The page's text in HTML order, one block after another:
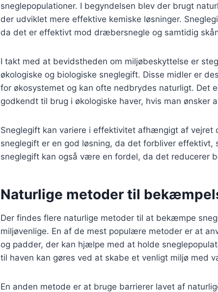
sneglepopulationer. I begyndelsen blev der brugt
der udviklet mere effektive kemiske løsninger.
da det er effektivt mod dræbersnegle og samtidig
I takt med at bevidstheden om miljøbeskyttelse er
økologiske og biologiske sneglegift. Disse midler er
for økosystemet og kan ofte nedbrydes naturligt. Det
godkendt til brug i økologiske haver, hvis man ønsker
Sneglegift kan variere i effektivitet afhængigt af vejret
sneglegift er en god løsning, da det forbliver effektivt,
sneglegift kan også være en fordel, da det reducerer
Naturlige metoder til
Der findes flere naturlige metoder til at bekæmpe
miljøvenlige. En af de mest populære metoder er at
og padder, der kan hjælpe med at holde
til haven kan gøres ved at skabe et venligt miljø med
En anden metode er at bruge barrierer lavet af